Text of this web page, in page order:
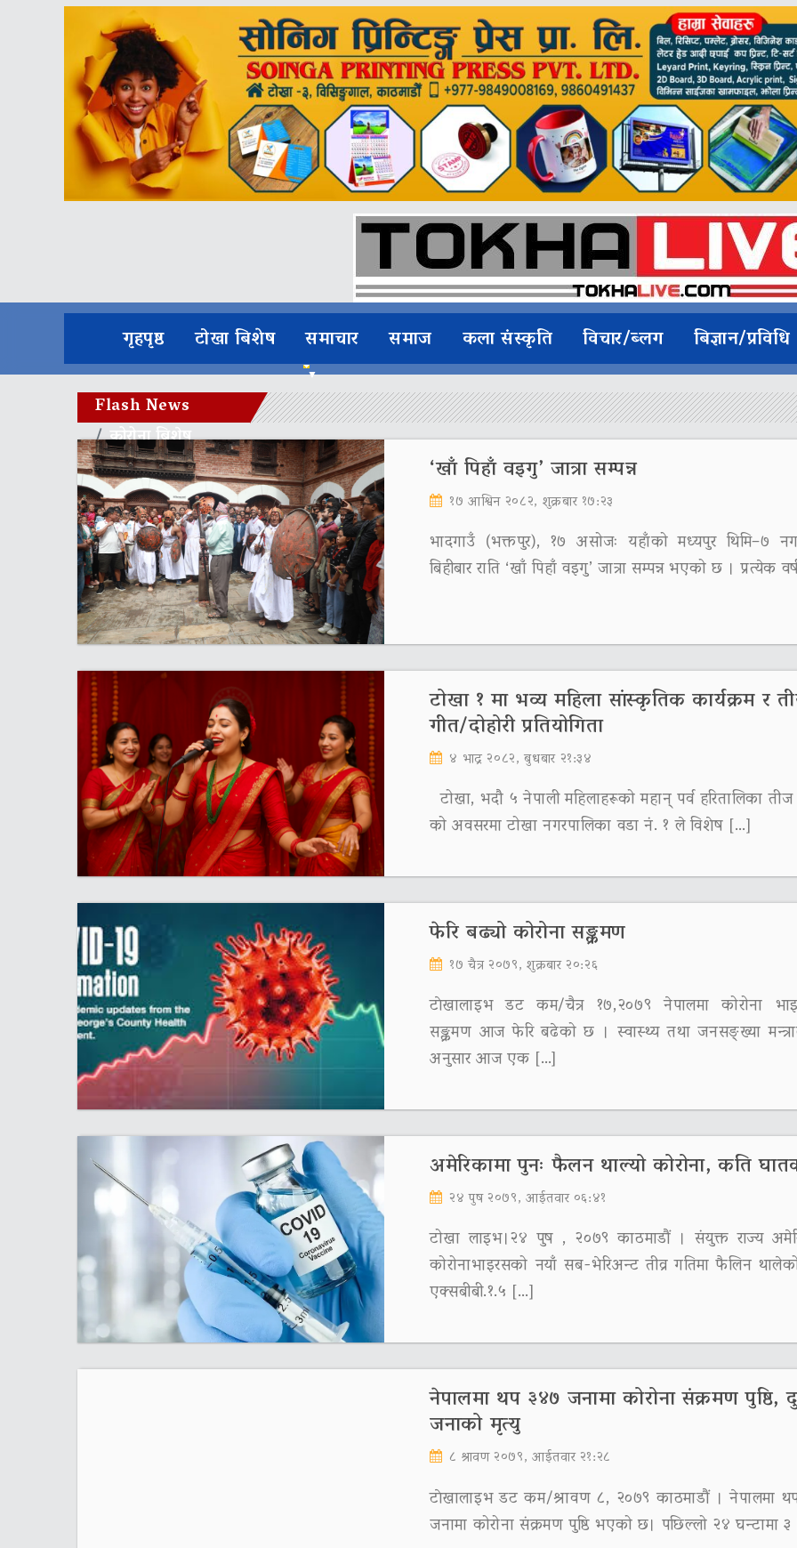
गृहपृष्ठ टोखा बिशेष समाचार समाज कला संस्कृति विचार/ब्लग बिज्ञान/प्रविधि
Flash News
कोरोना बिशेष
भक्तपुर नगरपालिका
समाचार
‘खाँ पिहाँ वइगु’ जात्रा सम्पन्न
१७ आश्विन २०८२, शुक्रबार १७:२३
भादगाउँ (भक्तपुर), १७ असोजः यहाँको मध्यपुर थिमि–७
बिहीबार राति ‘खाँ पिहाँ वइगु’ जात्रा सम्पन्न भएको छ । प्रत्येक
टोखा १ मा भव्य महिला सांस्कृतिक कार्यक्रम र
गीत/दोहोरी प्रतियोगिता
४ भाद्र २०८२, बुधबार २१:३४
टोखा, भदौ ५ नेपाली महिलाहरूको महान् पर्व हरितालिका
को अवसरमा टोखा नगरपालिका वडा नं. १ ले विशेष […]
फेरि बढ्यो कोरोना सङ्क्रमण
१७ चैत्र २०७९, शुक्रबार २०:२६
टाेखालाइभ डट कम/चैत्र १७,२०७९ नेपालमा कोरोना
सङ्क्रमण आज फेरि बढेको छ । स्वास्थ्य तथा जनसङ्ख्या
अनुसार आज एक […]
अमेरिकामा पुनः फैलन थाल्यो कोरोना, कति
२४ पुष २०७९, आईतवार ०६:४१
टोखा लाइभ।२४ पुष , २०७९ काठमाडौं । संयुक्त राज्य
कोरोनाभाइरसको नयाँ सब-भेरिअन्ट तीव्र गतिमा फैलिन
एक्सबीबी.१.५ […]
नेपालमा थप ३४७ जनामा कोरोना संक्रमण पुष्ठि,
जनाको मृत्यु
८ श्रावण २०७९, आईतवार २१:२८
टाेखालाइभ डट कम/श्रावण ८, २०७९ काठमाडौं । नेपालमा
जनामा कोरोना संक्रमण पुष्ठि भएको छ। पछिल्लो २४ घन्टामा